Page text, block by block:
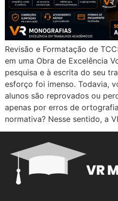
Revisão e Formatação de
em uma Obra de Excelência
pesquisa e à escrita do seu
esforço foi imenso. Todavia,
alunos são reprovados ou
apenas por erros de
normativa? Nesse sentido, a